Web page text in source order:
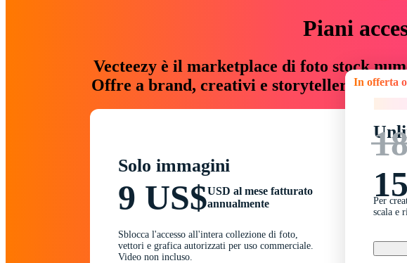
Piani
Vecteezy è il marketplace di foto stock
Offre a brand, creativi e storyteller risorse
Solo immagini
9 US$USD al mese fatturato
annualmente
Sblocca l'accesso all'intera collezione di foto,
vettori e grafica autorizzati per uso commerciale.
Video non incluso.
In offerta ora!
Per
scala e